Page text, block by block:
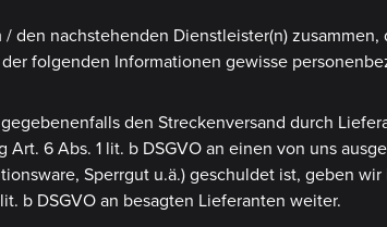
nachstehenden Dienstleister(n)
folgenden Informationen gewisse
den Streckenversand durch
6 Abs. 1 lit. b DSGVO an einen von uns
Sperrgut u.ä.) geschuldet ist, geben
b DSGVO an besagten Lieferanten weiter.